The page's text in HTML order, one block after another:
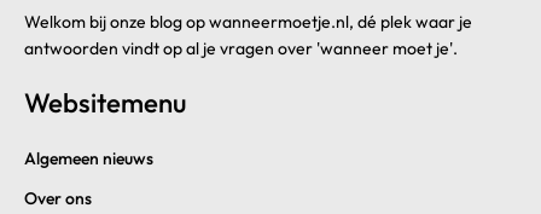
Welkom bij onze blog op wanneermoetje.nl, dé plek waar je
antwoorden vindt op al je vragen over 'wanneer moet je'.
Websitemenu
Algemeen nieuws
Over ons